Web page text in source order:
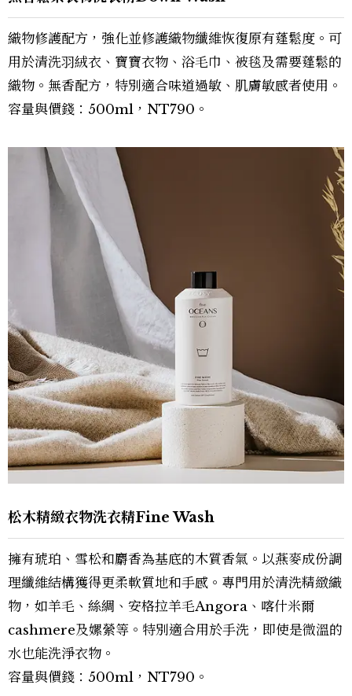
織物修護配方，強化並修護織物纖維恢復原有蓬鬆度。可
用於清洗羽絨衣、寶寶衣物、浴毛巾、被毯及需要蓬鬆的
織物。無香配方，特別適合味道過敏、肌膚敏感者使用。
容量與價錢：500ml，NT790。
松木精緻衣物洗衣精Fine Wash
擁有琥珀、雪松和麝香為基底的木質香氣。以燕麥成份調
理纖維結構獲得更柔軟質地和手感。專門用於清洗精緻織
物，如羊毛、絲綢、安格拉羊毛Angora、喀什米爾
cashmere及嫘縈等。特別適合用於手洗，即使是微溫的
水也能洗淨衣物。
容量與價錢：500ml，NT790。